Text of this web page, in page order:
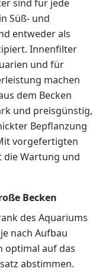
sind für jede
Süß- und
entweder als
Innenfilter
und für
machen
dem Becken
und preisgünstig,
Bepflanzung
vorgefertigten
die Wartung und
Becken
des Aquariums
nach Aufbau
optimal auf das
abstimmen.